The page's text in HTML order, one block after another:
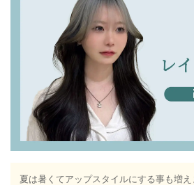
夏は暑くてアップスタイルにする事も増